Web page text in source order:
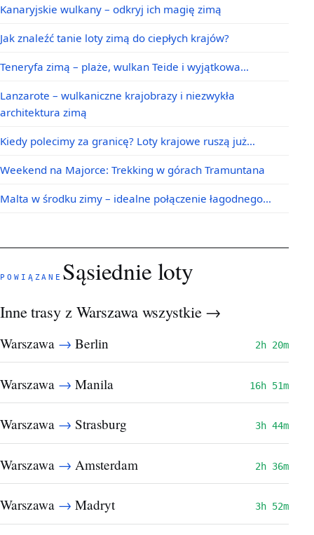
Kanaryjskie wulkany – odkryj ich magię zimą
Jak znaleźć tanie loty zimą do ciepłych krajów?
Teneryfa zimą – plaże, wulkan Teide i wyjątkowa…
Lanzarote – wulkaniczne krajobrazy i niezwykła
architektura zimą
Kiedy polecimy za granicę? Loty krajowe ruszą już…
Weekend na Majorce: Trekking w górach Tramuntana
Malta w środku zimy – idealne połączenie łagodnego…
POWIĄZANE Sąsiednie loty
Inne trasy z Warszawa wszystkie →
Warszawa → Berlin 2h 20m
Warszawa → Manila 16h 51m
Warszawa → Strasburg 3h 44m
Warszawa → Amsterdam 2h 36m
Warszawa → Madryt 3h 52m